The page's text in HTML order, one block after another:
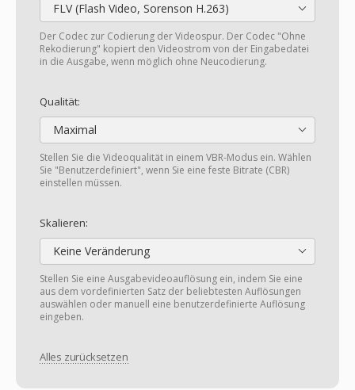
FLV (Flash Video, Sorenson H.263)
Der Codec zur Codierung der Videospur. Der Codec "Ohne
Rekodierung" kopiert den Videostrom von der Eingabedatei
in die Ausgabe, wenn möglich ohne Neucodierung.
Qualität:
Maximal
Stellen Sie die Videoqualität in einem VBR-Modus ein. Wählen
Sie "Benutzerdefiniert", wenn Sie eine feste Bitrate (CBR)
einstellen müssen.
Skalieren:
Keine Veränderung
Stellen Sie eine Ausgabevideoauflösung ein, indem Sie eine
aus dem vordefinierten Satz der beliebtesten Auflösungen
auswählen oder manuell eine benutzerdefinierte Auflösung
eingeben.
Alles zurücksetzen